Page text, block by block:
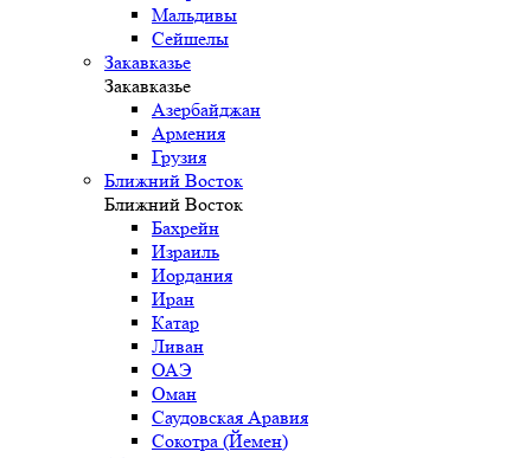
Мальдивы
Сейшелы
Закавказье
Закавказье
Азербайджан
Армения
Грузия
Ближний Восток
Ближний Восток
Бахрейн
Израиль
Иордания
Иран
Катар
Ливан
ОАЭ
Оман
Саудовская Аравия
Сокотра (Йемен)